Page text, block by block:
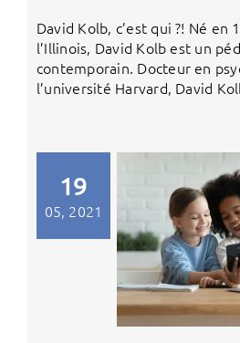
David Kolb, c’est qui ?! Né en
l’Illinois, David Kolb est un
contemporain. Docteur en
l’université Harvard, David
19
05, 2021